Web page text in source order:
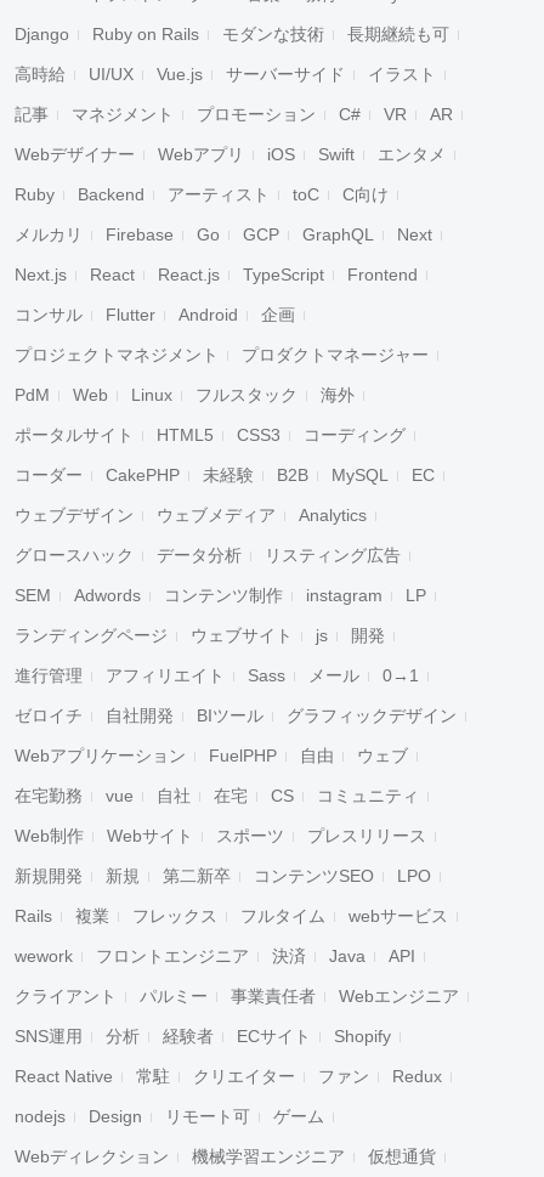
Django Ruby on Rails モダンな技術 長期継続も可
高時給 UI/UX Vue.js サーバーサイド イラスト
記事 マネジメント プロモーション C# VR AR
Webデザイナー Webアプリ iOS Swift エンタメ
Ruby Backend アーティスト toC C向け
メルカリ Firebase Go GCP GraphQL Next
Next.js React React.js TypeScript Frontend
コンサル Flutter Android 企画
プロジェクトマネジメント プロダクトマネージャー
PdM Web Linux フルスタック 海外
ポータルサイト HTML5 CSS3 コーディング
コーダー CakePHP 未経験 B2B MySQL EC
ウェブデザイン ウェブメディア Analytics
グロースハック データ分析 リスティング広告
SEM Adwords コンテンツ制作 instagram LP
ランディングページ ウェブサイト js 開発
進行管理 アフィリエイト Sass メール 0→1
ゼロイチ 自社開発 BIツール グラフィックデザイン
Webアプリケーション FuelPHP 自由 ウェブ
在宅勤務 vue 自社 在宅 CS コミュニティ
Web制作 Webサイト スポーツ プレスリリース
新規開発 新規 第二新卒 コンテンツSEO LPO
Rails 複業 フレックス フルタイム webサービス
wework フロントエンジニア 決済 Java API
クライアント パルミー 事業責任者 Webエンジニア
SNS運用 分析 経験者 ECサイト Shopify
React Native 常駐 クリエイター ファン Redux
nodejs Design リモート可 ゲーム
Webディレクション 機械学習エンジニア 仮想通貨